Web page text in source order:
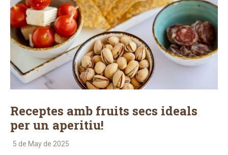
Receptes amb fruits secs ideals
per un aperitiu!
5 de May de 2025